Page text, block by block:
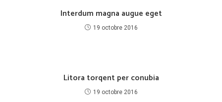
Interdum magna augue eget
19 octobre 2016
Litora torqent per conubia
19 octobre 2016